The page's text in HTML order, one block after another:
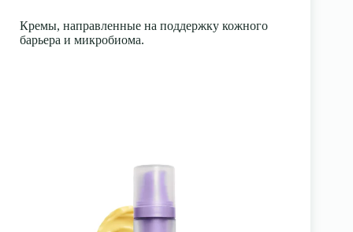
Кремы, направленные на поддержку кожного
барьера и микробиома.